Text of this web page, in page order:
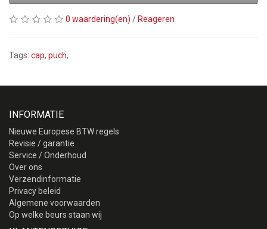
0 waardering(en) / Reageren
Tags: cap, puch,
INFORMATIE
Nieuwe Europese BTW regels
Revisie / garantie
Service / Onderhoud
Over ons
Verzendinformatie
Privacy beleid
Algemene voorwaarden
Op welke beurs staan wij